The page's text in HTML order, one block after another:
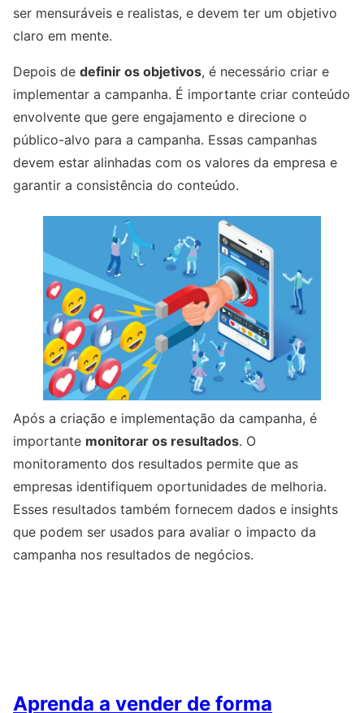
ser mensuráveis ​​e realistas, e devem ter um objetivo
claro em mente.
Depois de definir os objetivos, é necessário criar e
implementar a campanha. É importante criar conteúdo
envolvente que gere engajamento e direcione o
público-alvo para a campanha. Essas campanhas
devem estar alinhadas com os valores da empresa e
garantir a consistência do conteúdo.
Após a criação e implementação da campanha, é
importante monitorar os resultados. O
monitoramento dos resultados permite que as
empresas identifiquem oportunidades de melhoria.
Esses resultados também fornecem dados e insights
que podem ser usados ​​para avaliar o impacto da
campanha nos resultados de negócios.
Aprenda a vender de forma